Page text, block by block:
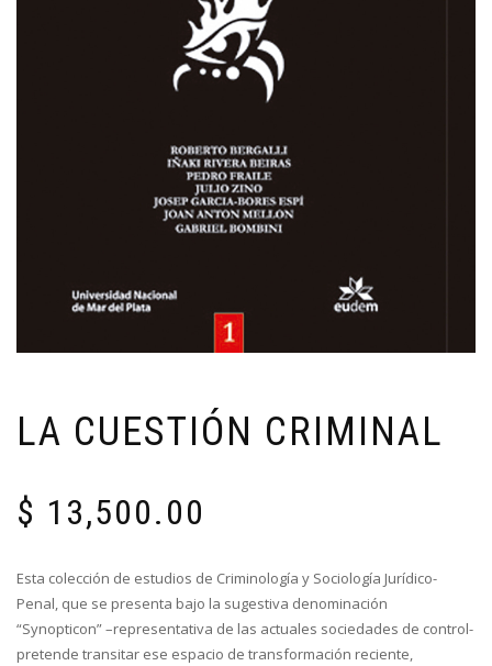
LA CUESTIÓN CRIMINAL
$ 13,500.00
Esta colección de estudios de Criminología y Sociología Jurídico-
Penal, que se presenta bajo la sugestiva denominación
“Synopticon” –representativa de las actuales sociedades de control-
pretende transitar ese espacio de transformación reciente,